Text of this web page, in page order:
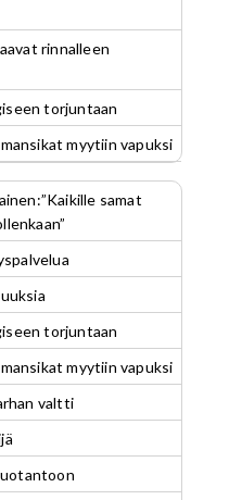
rinnalleen
torjuntaan
myytiin vapuksi
samat
torjuntaan
myytiin vapuksi
valtti